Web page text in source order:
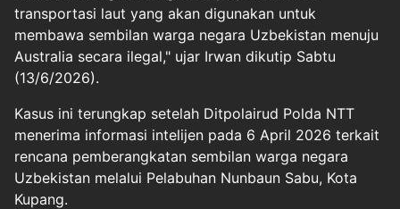
transportasi laut yang akan digunakan untuk
membawa sembilan warga negara Uzbekistan menuju
Australia secara ilegal," ujar Irwan dikutip Sabtu
(13/6/2026).
Kasus ini terungkap setelah Ditpolairud Polda NTT
menerima informasi intelijen pada 6 April 2026 terkait
rencana pemberangkatan sembilan warga negara
Uzbekistan melalui Pelabuhan Nunbaun Sabu, Kota
Kupang.